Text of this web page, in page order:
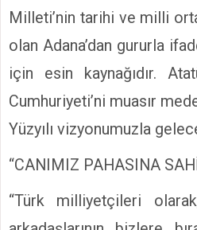
Milleti’nin tarihi ve milli
olan Adana’dan gururla
için esin kaynağıdır.
Cumhuriyeti’ni muasır
Yüzyılı vizyonumuzla
“CANIMIZ PAHASINA
“Türk milliyetçileri